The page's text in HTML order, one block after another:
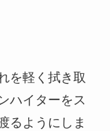
を軽く拭き取
ハイターをス
るようにしま